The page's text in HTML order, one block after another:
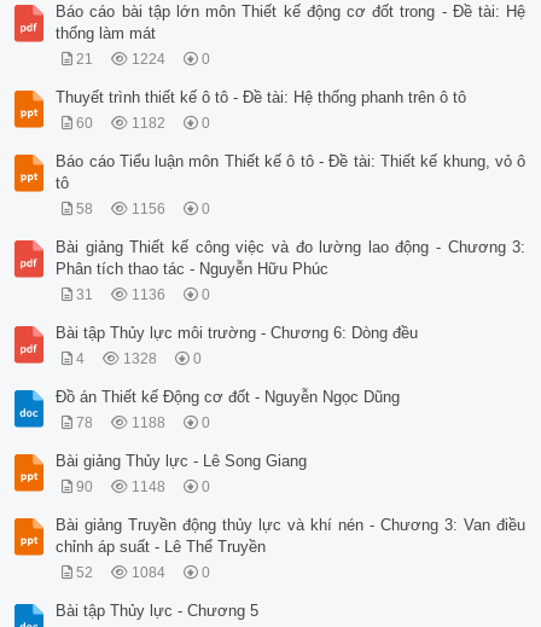
Báo cáo bài tập lớn môn Thiết kế động cơ đốt trong - Đề tài: Hệ
thống làm mát
21 1224 0
Thuyết trình thiết kế ô tô - Đề tài: Hệ thống phanh trên ô tô
60 1182 0
Báo cáo Tiểu luận môn Thiết kế ô tô - Đề tài: Thiết kế khung, vỏ ô
tô
58 1156 0
Bài giảng Thiết kế công việc và đo lường lao động - Chương 3:
Phân tích thao tác - Nguyễn Hữu Phúc
31 1136 0
Bài tập Thủy lực môi trường - Chương 6: Dòng đều
4 1328 0
Đồ án Thiết kế Động cơ đốt - Nguyễn Ngọc Dũng
78 1188 0
Bài giảng Thủy lực - Lê Song Giang
90 1148 0
Bài giảng Truyền động thủy lực và khí nén - Chương 3: Van điều
chỉnh áp suất - Lê Thể Truyền
52 1084 0
Bài tập Thủy lực - Chương 5